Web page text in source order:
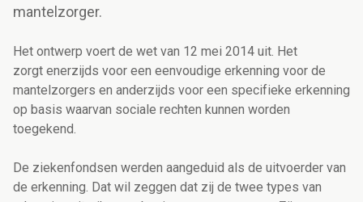
mantelzorger.
Het ontwerp voert de wet van 12 mei 2014 uit. Het
zorgt enerzijds voor een eenvoudige erkenning voor de
mantelzorgers en anderzijds voor een specifieke erkenning
op basis waarvan sociale rechten kunnen worden
toegekend.
De ziekenfondsen werden aangeduid als de uitvoerder van
de erkenning. Dat wil zeggen dat zij de twee types van